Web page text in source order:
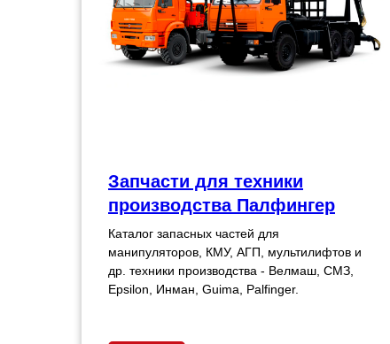
Запчасти для техники
производства Палфингер
Каталог запасных частей для
манипуляторов, КМУ, АГП, мультилифтов и
др. техники производства - Велмаш, СМЗ,
Epsilon, Инман, Guima, Palfinger.